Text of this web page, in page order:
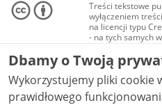
Treści tekstowe
wyłączeniem
na licencji typu
- na tych samych
Materiały
audio i wideo, są
Creative
niekomercyjne -
NC-ND 4.0), o ile
Dbamy o Twoją
Wykorzystujemy pliki cookie
prawidłowego